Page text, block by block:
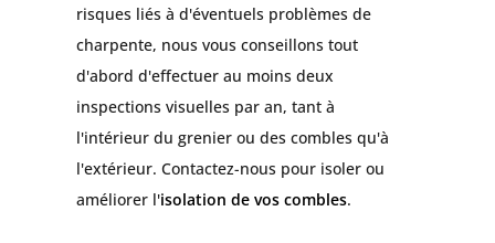
risques liés à d'éventuels problèmes de
charpente, nous vous conseillons tout
d'abord d'effectuer au moins deux
inspections visuelles par an, tant à
l'intérieur du grenier ou des combles qu'à
l'extérieur. Contactez-nous pour isoler ou
améliorer l'isolation de vos combles.